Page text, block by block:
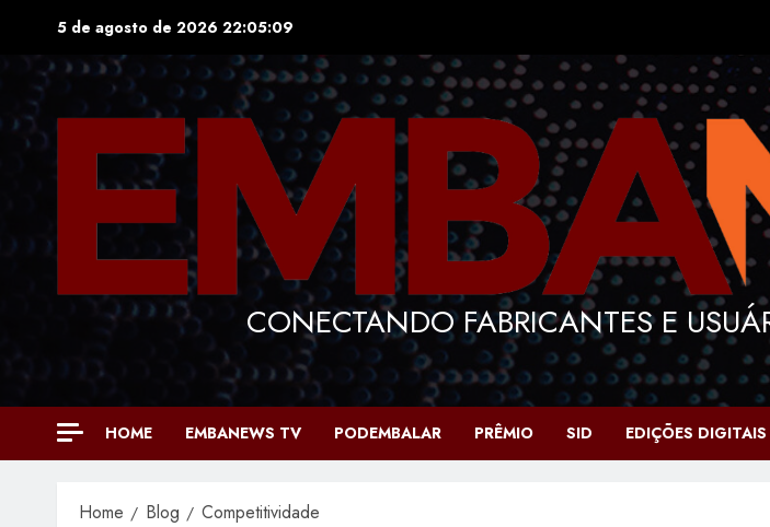
content
5 de agosto de 2026 22:05:11
CONECTANDO FABRICANTES E
HOME EMBANEWS TV PODEMBALAR PRÊMIO SID EDIÇÕES DIGITAIS
Home Blog Competitividade